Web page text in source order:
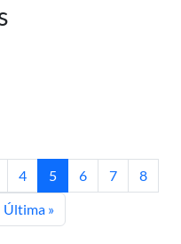
Page
4 Current page
5 Page
6 Page
7 Page
8
page
Last page
Última »